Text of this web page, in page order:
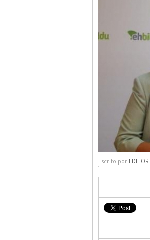
Escrito por EDITOR